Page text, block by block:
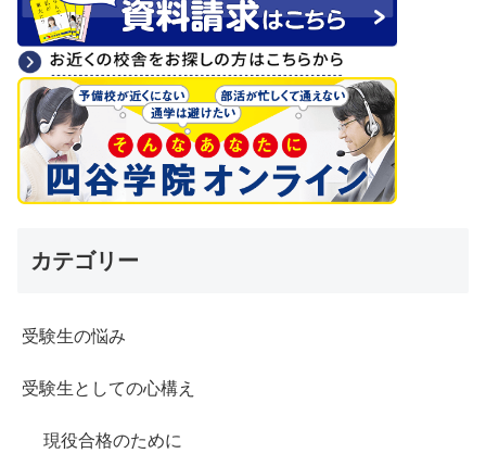
カテゴリー
受験生の悩み
受験生としての心構え
現役合格のために